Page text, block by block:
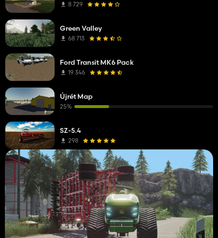
8 729
Green Valley
68 713
Ford Transit MK6 Pack
19 346
Újrét Map
25%
SZ-5.4
298